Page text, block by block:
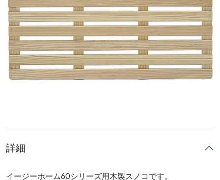
詳細
イージーホーム60シリーズ用木製スノコです。